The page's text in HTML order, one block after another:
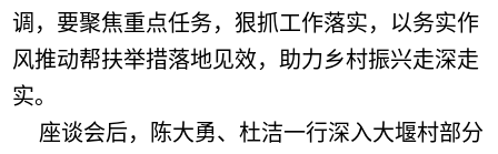
调，要聚焦重点任务，狠抓工作落实，以务实作
风推动帮扶举措落地见效，助力乡村振兴走深走
实。
座谈会后，陈大勇、杜洁一行深入大堰村部分